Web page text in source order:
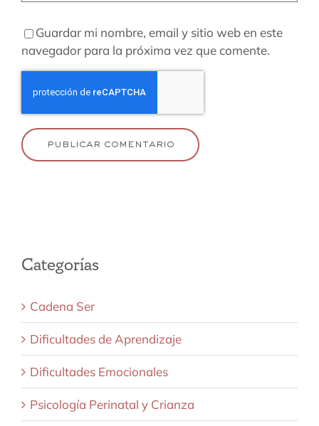
Guardar mi nombre, email y sitio web en este
navegador para la próxima vez que comente.
Categorías
Cadena Ser
Dificultades de Aprendizaje
Dificultades Emocionales
Psicología Perinatal y Crianza